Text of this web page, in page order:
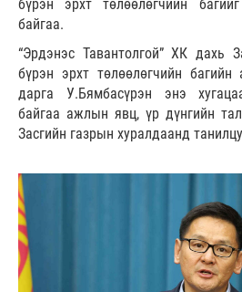
бүрэн эрхт төлөөлөгчийн
байгаа.
“Эрдэнэс Тавантолгой” ХК дахь
бүрэн эрхт төлөөлөгчийн
дарга У.Бямбасүрэн энэ
байгаа ажлын явц, үр дүнгийн
Засгийн газрын хуралдаанд